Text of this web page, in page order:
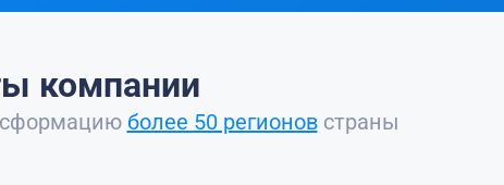
компании
более 50 регионовстраны